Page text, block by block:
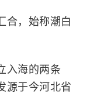
合，始称潮白
入海的两条
源于今河北省